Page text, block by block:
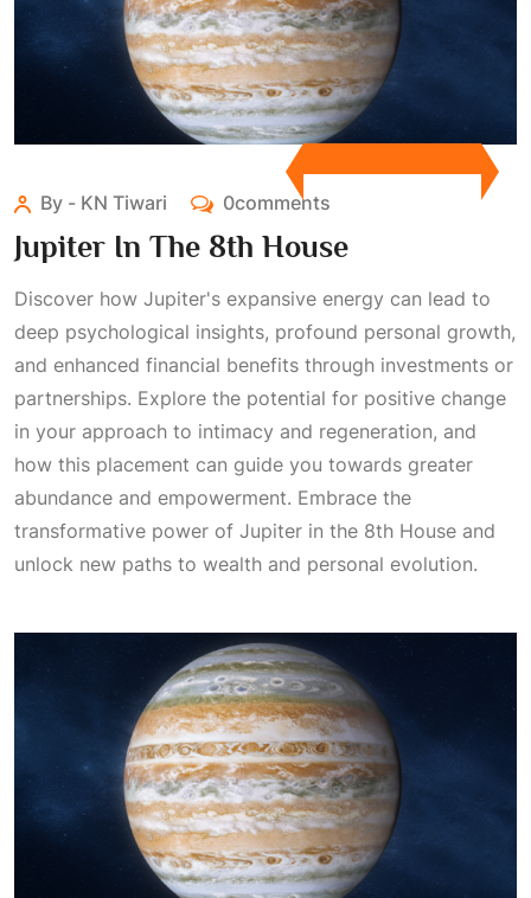
By - KN Tiwari 0comments
Jupiter In The 8th House
Discover how Jupiter's expansive energy can lead to
deep psychological insights, profound personal growth,
and enhanced financial benefits through investments or
partnerships. Explore the potential for positive change
in your approach to intimacy and regeneration, and
how this placement can guide you towards greater
abundance and empowerment. Embrace the
transformative power of Jupiter in the 8th House and
unlock new paths to wealth and personal evolution.